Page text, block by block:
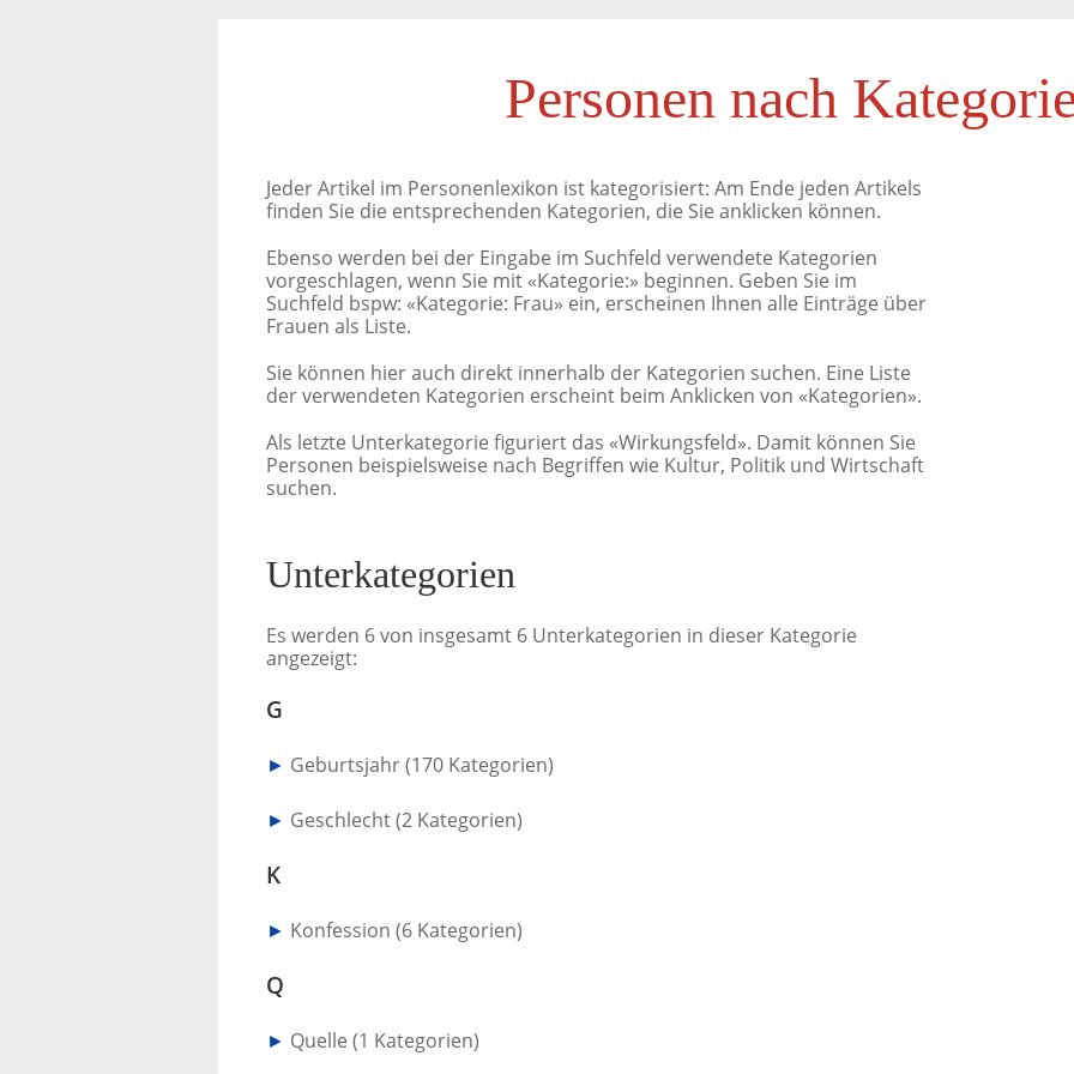
Personen nach
Jeder Artikel im Personenlexikon ist kategorisiert: Am Ende jeden Artikels
finden Sie die entsprechenden Kategorien, die Sie anklicken können.
Ebenso werden bei der Eingabe im Suchfeld verwendete Kategorien
vorgeschlagen, wenn Sie mit «Kategorie:» beginnen. Geben Sie im
Suchfeld bspw: «Kategorie: Frau» ein, erscheinen Ihnen alle Einträge über
Frauen als Liste.
Sie können hier auch direkt innerhalb der Kategorien suchen. Eine Liste
der verwendeten Kategorien erscheint beim Anklicken von «Kategorien».
Als letzte Unterkategorie figuriert das «Wirkungsfeld». Damit können Sie
Personen beispielsweise nach Begriffen wie Kultur, Politik und Wirtschaft
suchen.
Unterkategorien
Es werden 6 von insgesamt 6 Unterkategorien in dieser Kategorie
angezeigt:
G
► Geburtsjahr(170 Kategorien)
► Geschlecht(2 Kategorien)
K
► Konfession (6 Kategorien)
Q
► Quelle (1 Kategorien)